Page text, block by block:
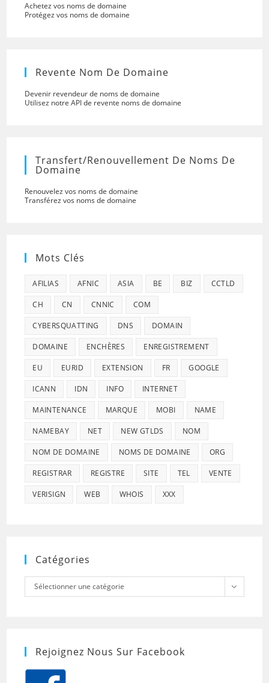
Achetez vos noms de domaine
Protégez vos noms de domaine
Revente Nom De Domaine
Devenir revendeur de noms de domaine
Utilisez notre API de revente noms de domaine
Transfert/renouvellement De Noms De
Domaine
Renouvelez vos noms de domaine
Transférez vos noms de domaine
Mots Clés
AFILIAS AFNIC ASIA BE BIZ CCTLD
CH CN CNNIC COM
CYBERSQUATTING DNS DOMAIN
DOMAINE ENCHÈRES ENREGISTREMENT
EU EURID EXTENSION FR GOOGLE
ICANN IDN INFO INTERNET
MAINTENANCE MARQUE MOBI NAME
NAMEBAY NET NEW GTLDS NOM
NOM DE DOMAINE NOMS DE DOMAINE ORG
REGISTRAR REGISTRE SITE TEL VENTE
VERISIGN WEB WHOIS XXX
Catégories
Catégories
Sélectionner une catégorie
Rejoignez Nous Sur Facebook